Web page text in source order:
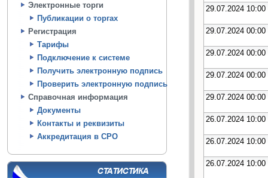
Электронные торги
Публикации о торгах
Регистрация
Тарифы
Подключение к системе
Получить электронную подпись
Проверить электронную подпись
Справочная информация
Документы
Контакты и реквизиты
Аккредитация в СРО
29.07.2024 10:00
29.07.2024 00:00
29.07.2024 00:00
29.07.2024 00:00
29.07.2024 00:00
26.07.2024 10:00
26.07.2024 10:00
26.07.2024 10:00